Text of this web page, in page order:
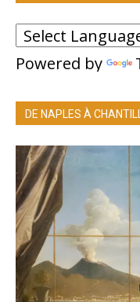
Powered by
DE NAPLES À